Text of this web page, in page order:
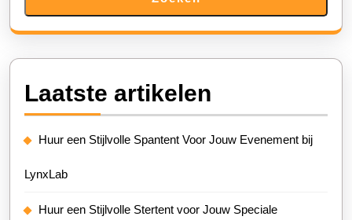
Laatste artikelen
Huur een Stijlvolle Spantent Voor Jouw Evenement bij
LynxLab
Huur een Stijlvolle Stertent voor Jouw Speciale